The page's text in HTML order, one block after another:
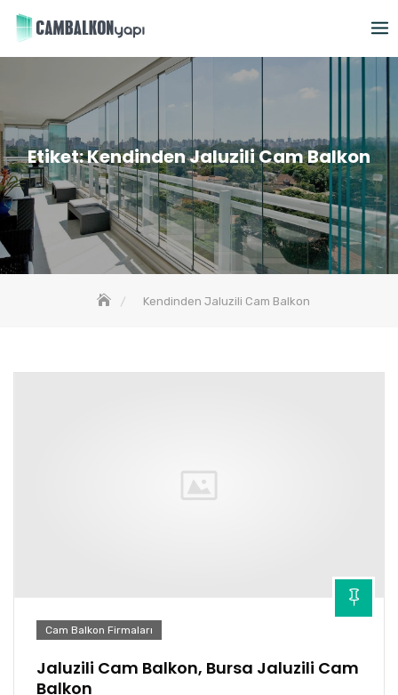
Skip
Etiket:Kendinden Jaluzili Cam Balkon
Kendinden Jaluzili Cam Balkon
Cam Balkon Firmaları
Jaluzili Cam Balkon, Bursa Jaluzili Cam
Balkon